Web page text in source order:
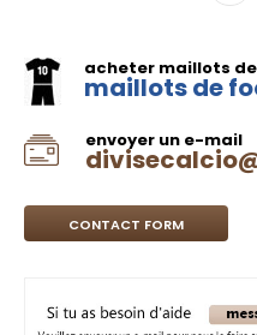
acheter maillots
maillots de
envoyer un e-mail
CONTACT FORM